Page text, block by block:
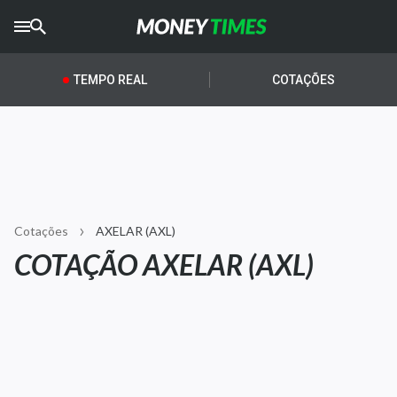
CRYPTOTIMES
AGROTIMES
Newsletters
Money Trader
TEMPO REAL COTAÇÕES
Cotações AXELAR (AXL)
COTAÇÃO AXELAR (AXL)